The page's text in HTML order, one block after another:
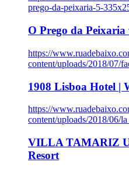
prego-da-peixaria-5-
O Prego da
https://
content/uploads/2018/07/
1908 Lisboa Hotel |
https://
content/uploads/2018/06/
VILLA TAMARIZ
Resort